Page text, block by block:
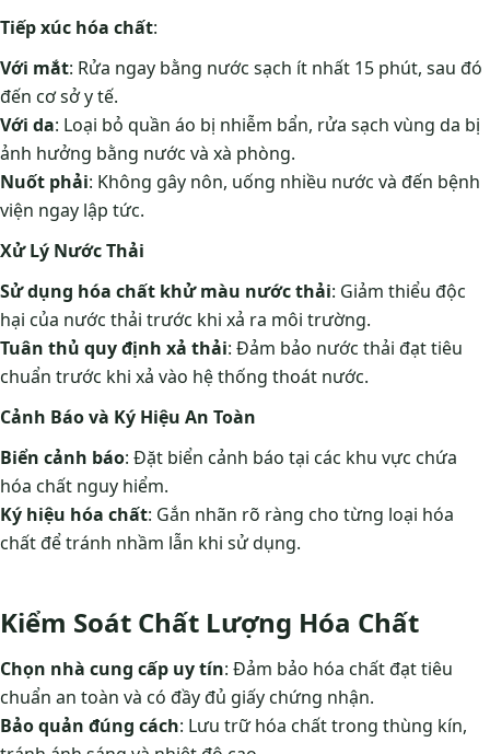
Tiếp xúc hóa chất:
Với mắt: Rửa ngay bằng nước sạch ít nhất 15 phút, sau đó
đến cơ sở y tế.
Với da: Loại bỏ quần áo bị nhiễm bẩn, rửa sạch vùng da bị
ảnh hưởng bằng nước và xà phòng.
Nuốt phải: Không gây nôn, uống nhiều nước và đến bệnh
viện ngay lập tức.
Xử Lý Nước Thải
Sử dụng hóa chất khử màu nước thải: Giảm thiểu độc
hại của nước thải trước khi xả ra môi trường.
Tuân thủ quy định xả thải: Đảm bảo nước thải đạt tiêu
chuẩn trước khi xả vào hệ thống thoát nước.
Cảnh Báo và Ký Hiệu An Toàn
Biển cảnh báo: Đặt biển cảnh báo tại các khu vực chứa
hóa chất nguy hiểm.
Ký hiệu hóa chất: Gắn nhãn rõ ràng cho từng loại hóa
chất để tránh nhầm lẫn khi sử dụng.
Kiểm Soát Chất Lượng Hóa Chất
Chọn nhà cung cấp uy tín: Đảm bảo hóa chất đạt tiêu
chuẩn an toàn và có đầy đủ giấy chứng nhận.
Bảo quản đúng cách: Lưu trữ hóa chất trong thùng kín,